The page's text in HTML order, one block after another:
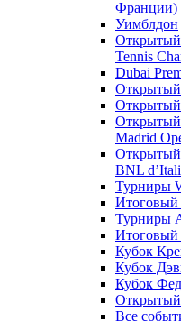
Франции)
Уимблдон
Открытый
Tennis
Dubai
Открытый
Madrid
Открытый
BNL
Турниры
Итоговый
Турниры
Итоговый
Кубок
Кубок
Кубок
Открытый
Все